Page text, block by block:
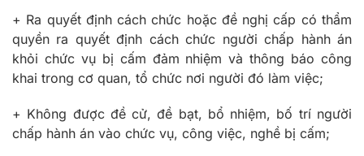
+ Ra quyết định cách chức hoặc đề nghị cấp có thẩm
quyền ra quyết định cách chức người chấp hành án
khỏi chức vụ bị cấm đảm nhiệm và thông báo công
khai trong cơ quan, tổ chức nơi người đó làm việc;
+ Không được đề cử, đề bạt, bổ nhiệm, bố trí người
chấp hành án vào chức vụ, công việc, nghề bị cấm;